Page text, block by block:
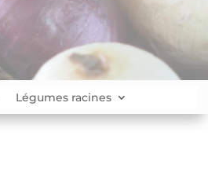
Légumes racines